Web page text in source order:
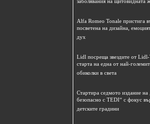
заболявания на щитовидната
Alfa Romeo Tonale пристига
посветена на дизайна,
дух
Lidl посреща звездите от
старта на една от най-
обиколки в света
Стартира седмото издание
безопасно с TEDI“ с фокус
детските градини